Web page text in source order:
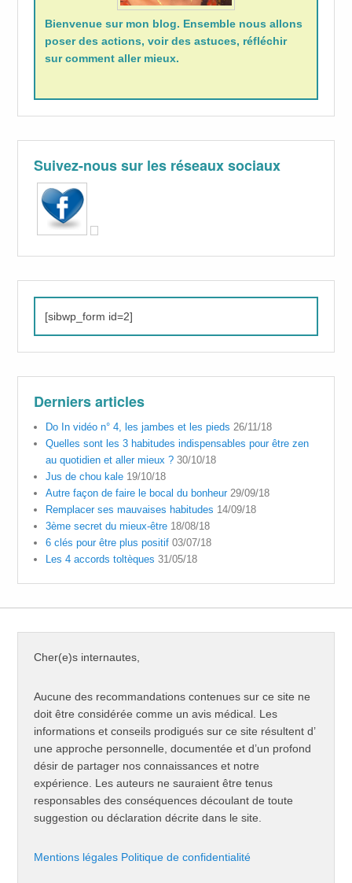
Bienvenue sur mon blog. Ensemble nous allons
poser des actions, voir des astuces, réfléchir
sur comment aller mieux.
Suivez-nous sur les réseaux sociaux
[sibwp_form id=2]
Derniers articles
Do In vidéo n° 4, les jambes et les pieds 26/11/18
Quelles sont les 3 habitudes indispensables pour être zen
au quotidien et aller mieux ? 30/10/18
Jus de chou kale 19/10/18
Autre façon de faire le bocal du bonheur 29/09/18
Remplacer ses mauvaises habitudes 14/09/18
3ème secret du mieux-être 18/08/18
6 clés pour être plus positif 03/07/18
Les 4 accords toltèques 31/05/18
Cher(e)s internautes,
Aucune des recommandations contenues sur ce site ne
doit être considérée comme un avis médical. Les
informations et conseils prodigués sur ce site résultent d’
une approche personnelle, documentée et d’un profond
désir de partager nos connaissances et notre
expérience. Les auteurs ne sauraient être tenus
responsables des conséquences découlant de toute
suggestion ou déclaration décrite dans le site.
Mentions légales Politique de confidentialité